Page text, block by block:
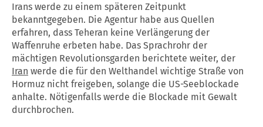
Irans werde zu einem späteren Zeitpunkt
bekanntgegeben. Die Agentur habe aus Quellen
erfahren, dass Teheran keine Verlängerung der
Waffenruhe erbeten habe. Das Sprachrohr der
mächtigen Revolutionsgarden berichtete weiter, der
Iran werde die für den Welthandel wichtige Straße von
Hormuz nicht freigeben, solange die US-Seeblockade
anhalte. Nötigenfalls werde die Blockade mit Gewalt
durchbrochen.